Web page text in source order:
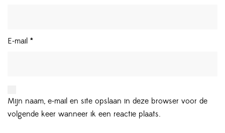
E-mail *
Mijn naam, e-mail en site opslaan in deze browser voor de
volgende keer wanneer ik een reactie plaats.